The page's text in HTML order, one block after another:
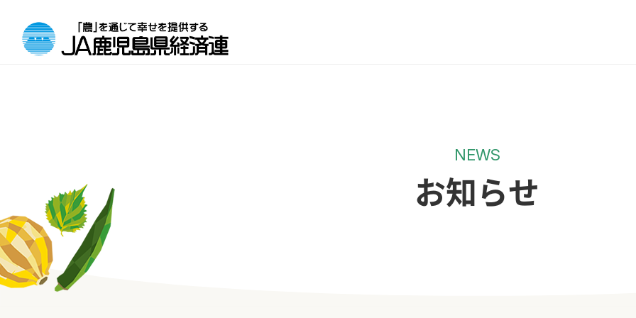
NEWS
お知らせ